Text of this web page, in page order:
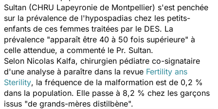
Sultan (CHRU Lapeyronie de Montpellier) s'est penchée
sur la prévalence de l'hypospadias chez les petits-
enfants de ces femmes traitées par le DES. La
prévalence "apparaît être 40 à 50 fois supérieure" à
celle attendue, a commenté le Pr. Sultan.
Selon Nicolas Kalfa, chirurgien pédiatre co-signataire
d'une analyse à paraître dans la revue Fertility ans
Sterility, la fréquence de la malformation est de 0,2 %
dans la population. Elle passe à 8,2 % chez les garçons
issus "de grands-mères distilbène".